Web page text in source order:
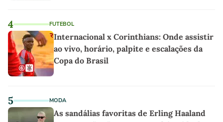
4 FUTEBOL
Internacional x Corinthians: Onde assistir
ao vivo, horário, palpite e escalações da
Copa do Brasil
5 MODA
As sandálias favoritas de Erling Haaland